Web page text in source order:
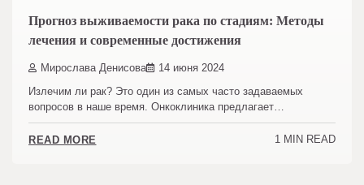
Прогноз выживаемости рака по стадиям: Методы
лечения и современные достижения
Мирослава Денисова 14 июня 2024
Излечим ли рак? Это один из самых часто задаваемых
вопросов в наше время. Онкоклиника предлагает…
READ MORE 1 MIN READ